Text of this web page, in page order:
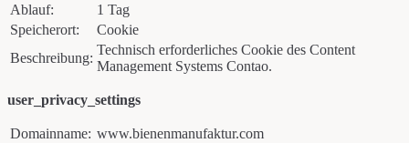
Ablauf:
1 Tag
Speicherort:
Cookie
Beschreibung:
Technisch erforderliches Cookie des Content
Management Systems Contao.
user_privacy_settings
Domainname: www.bienenmanufaktur.com